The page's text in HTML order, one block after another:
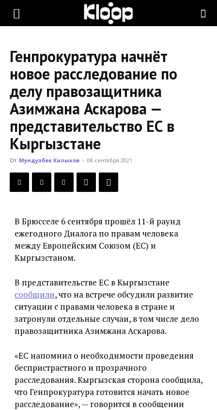
KLOOP.KG
Новости
Кыргызстана
Генпрокуратура начнёт
новое расследование по
делу правозащитника
Азимжана Аскарова —
представительство ЕС в
Кыргызстане
От Мундузбек Калыков - 08 сентября 2021
В Брюсселе 6 сентября прошёл 11-й раунд
ежегодного Диалога по правам человека
между Европейским Союзом (ЕС) и
Кыргызстаном.
В представительстве ЕС в Кыргызстане
сообщили, что на встрече обсудили развитие
ситуации с правами человека в стране и
затронули отдельные случаи, в том числе дело
правозащитника Азимжана Аскарова.
«ЕС напомнил о необходимости проведения
беспристрастного и прозрачного
расследования. Кыргызская сторона сообщила,
что Генпрокуратура готовится начать новое
расследование», — говорится в сообщении